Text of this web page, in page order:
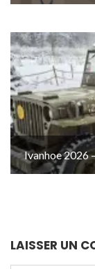
Ivanhoe 2026
LAISSER UN